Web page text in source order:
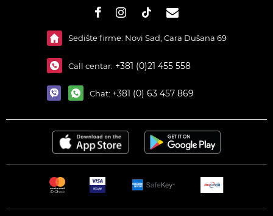
Sedište firme: Novi Sad, Cara Dušana 69
Call centar: +381 (0)21 455 558
Chat: +381 (0) 63 457 869